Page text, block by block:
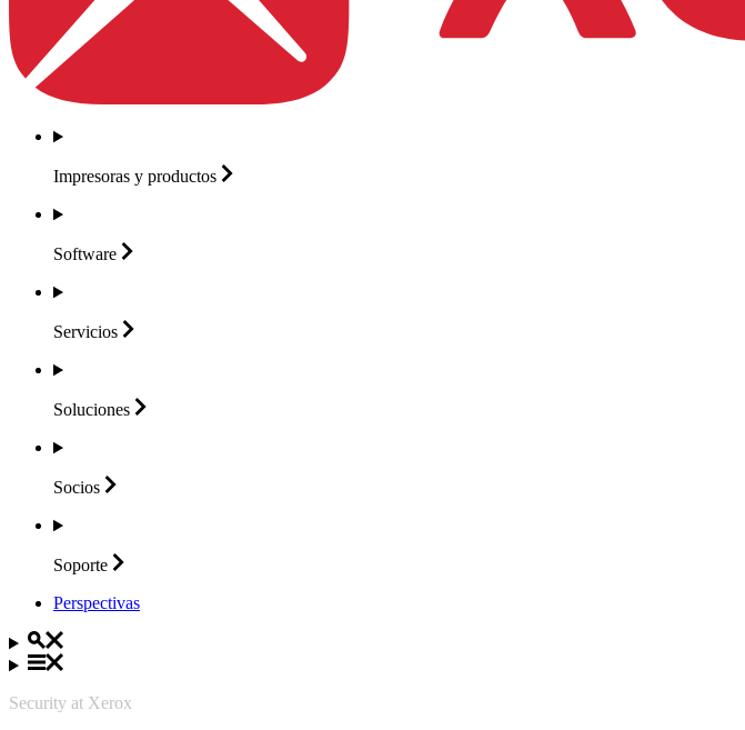
Impresoras y productos
Software
Servicios
Soluciones
Socios
Soporte
Perspectivas
Security at Xerox